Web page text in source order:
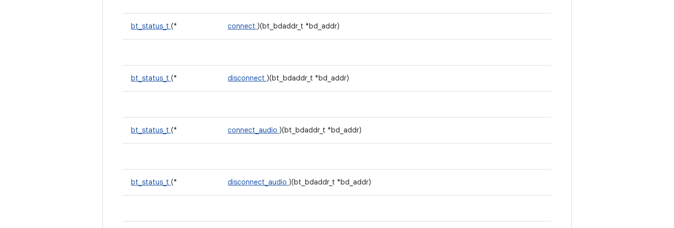
bt_status_t (* connect )(bt_bdaddr_t *bd_addr)
bt_status_t (* disconnect )(bt_bdaddr_t *bd_addr)
bt_status_t (* connect_audio )(bt_bdaddr_t *bd_addr)
bt_status_t (* disconnect_audio )(bt_bdaddr_t *bd_addr)